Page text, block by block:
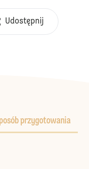
Udostępnij
przygotowania